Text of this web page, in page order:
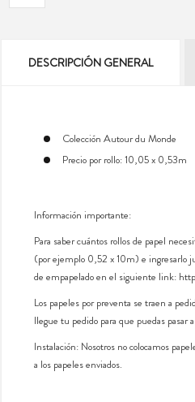
DESCRIPCIÓN GENERAL
Colección Autour du Monde
Precio por rollo: 10,05 x 0,53m
Información importante:
Para saber cuántos rollos de papel
(por ejemplo 0,52 x 10m) e ingresarlo
de empapelado en el siguiente link:
Los papeles por preventa se traen a
llegue tu pedido para que puedas pasar
Instalación: Nosotros no colocamos
a los papeles enviados.